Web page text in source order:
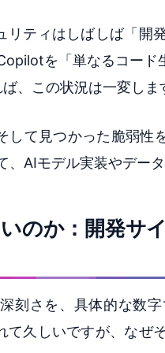
ティはしばしば「開
を「単なるコー
、この状況は一変しま
して見つかった脆弱
AIモデル実装やデー
のか：開発サ
刻さを、具体的な数
久しいですが、なぜ